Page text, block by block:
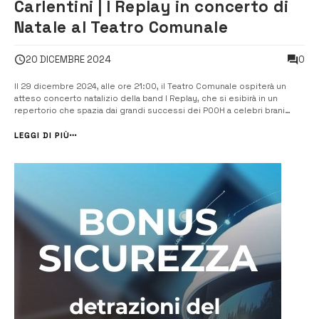
Carlentini | I Replay in concerto di
Natale al Teatro Comunale
20 DICEMBRE 2024 0
Il 29 dicembre 2024, alle ore 21:00, il Teatro Comunale ospiterà un
atteso concerto natalizio della band I Replay, che si esibirà in un
repertorio che spazia dai grandi successi dei POOH a celebri brani
musica pop con un’impronta distintiva, offrirà al pubblico un [&h...
LEGGI DI PIÙ